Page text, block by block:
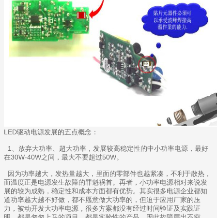
LED驱动电源发展的五点概念：
1、放弃大功率、超大功率，发展较高稳定性的中小功率电源，最好
在30W-40W之间，最大不要超过50W。
因为功率越大，发热量越大，里面的零部件也越紧凑，不利于散热，
而温度正是电源发生故障的罪魁祸首。再者，小功率电源相对来说发
展的较为成熟，稳定性和成本方面都有优势。其实很多电源企业都知
道功率越大越不好做，都不愿意做大功率的，但迫于应用厂家的压
力，被动开发大功率电源，很多方案都没有经过时间验证及实践证